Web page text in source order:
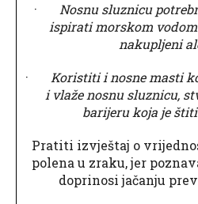
· Nosnu sluznicu
ispirati morskom
nakupljeni
· Koristiti i nosne masti
i vlaže nosnu sluznicu,
barijeru koja je
Pratiti izvještaj o
polena u zraku, jer
doprinosi jačanju